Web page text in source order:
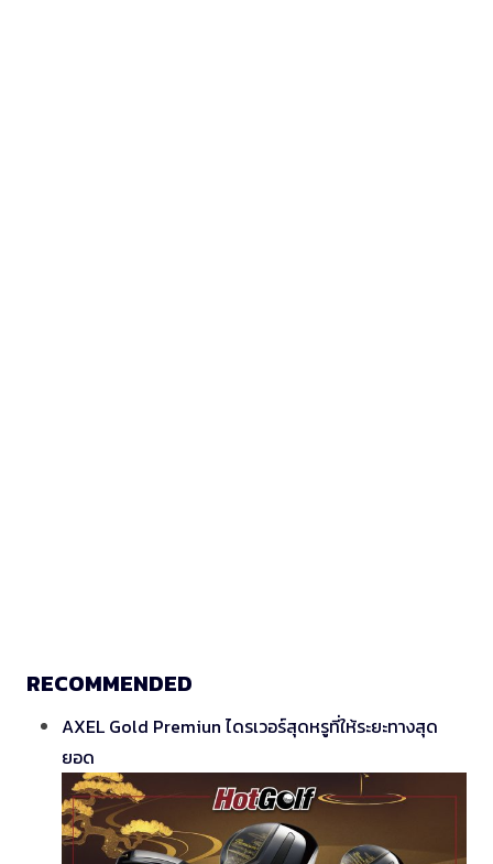
RECOMMENDED
AXEL Gold Premiun ไดรเวอร์สุดหรูที่ให้ระยะทางสุด
ยอด